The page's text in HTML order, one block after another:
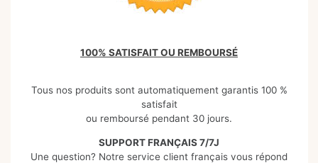
100% SATISFAIT OU REMBOURSÉ
Tous nos produits sont automatiquement garantis 100 %
satisfait
ou remboursé pendant 30 jours.
SUPPORT FRANÇAIS 7/7J
Une question? Notre service client français vous répond